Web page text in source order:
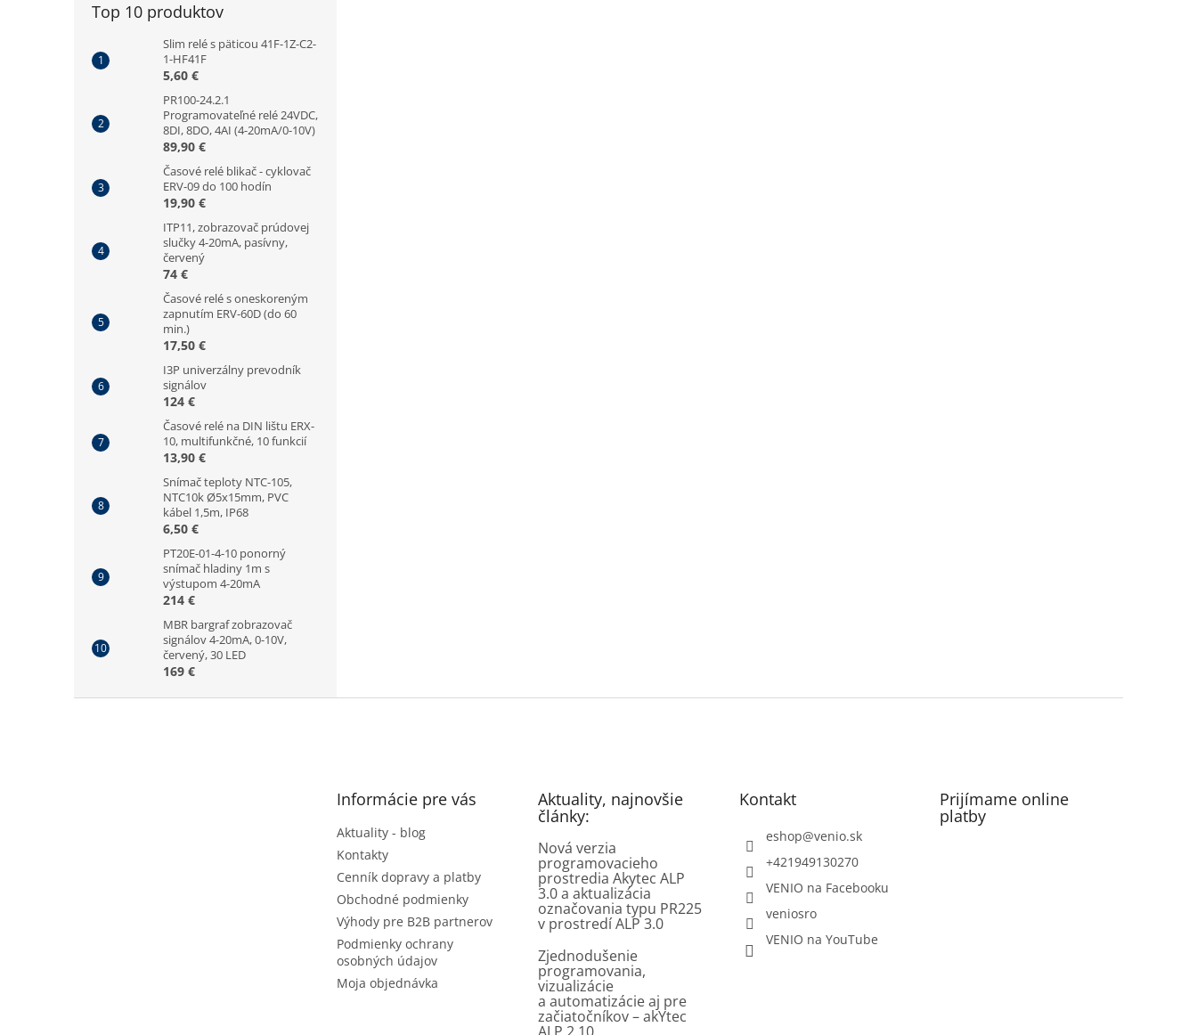
Top 10 produktov
Slim relé s päticou 41F-1Z-C2-
1-HF41F
5,60 €
PR100-24.2.1
Programovateľné relé 24VDC,
8DI, 8DO, 4AI (4-20mA/0-10V)
89,90 €
Časové relé blikač - cyklovač
ERV-09 do 100 hodín
19,90 €
ITP11, zobrazovač prúdovej
slučky 4-20mA, pasívny,
červený
74 €
Časové relé s oneskoreným
zapnutím ERV-60D (do 60
min.)
17,50 €
I3P univerzálny prevodník
signálov
124 €
Časové relé na DIN lištu ERX-
10, multifunkčné, 10 funkcií
13,90 €
Snímač teploty NTC-105,
NTC10k Ø5x15mm, PVC
kábel 1,5m, IP68
6,50 €
PT20E-01-4-10 ponorný
snímač hladiny 1m s
výstupom 4-20mA
214 €
MBR bargraf zobrazovač
signálov 4-20mA, 0-10V,
červený, 30 LED
169 €
Informácie pre vás
Aktuality - blog
Kontakty
Cenník dopravy a platby
Obchodné podmienky
Výhody pre B2B partnerov
Podmienky ochrany
osobných údajov
Moja objednávka
Aktuality, najnovšie
články:
Nová verzia
programovacieho
prostredia Akytec ALP
3.0 a aktualizácia
označovania typu PR225
v prostredí ALP 3.0
Zjednodušenie
programovania,
vizualizácie
a automatizácie aj pre
začiatočníkov – akYtec
Kontakt
eshop@venio.sk
+421949130270
VENIO na Facebooku
veniosro
VENIO na YouTube
Prijímame online
platby